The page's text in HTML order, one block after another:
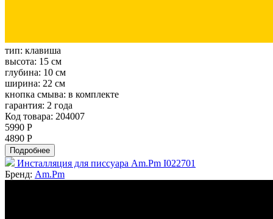
тип: клавиша
высота: 15 см
глубина: 10 см
ширина: 22 см
кнопка смыва: в комплекте
гарантия: 2 года
Код товара: 204007
5990 Р
4890 Р
Подробнее
Инсталляция для писсуара Am.Pm I022701
Бренд: Am.Pm